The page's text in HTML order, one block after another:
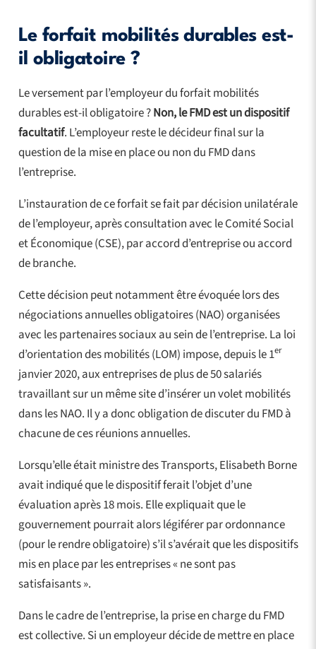
Le forfait mobilités durables est-
il obligatoire ?
Le versement par l’employeur du forfait mobilités
durables est-il obligatoire ?Non, le FMD est un dispositif
facultatif. L’employeur reste le décideur final sur la
question de la mise en place ou non du FMD dans
l’entreprise.
L’instauration de ce forfait se fait par décision unilatérale
de l’employeur, après consultation avec le Comité Social
et Économique (CSE), par accord d’entreprise ou accord
de branche.
Cette décision peut notamment être évoquée lors des
négociations annuelles obligatoires (NAO) organisées
avec les partenaires sociaux au sein de l’entreprise. La loi
d’orientation des mobilités (LOM) impose, depuis le 1er
janvier 2020, aux entreprises de plus de 50 salariés
travaillant sur un même site d’insérer un volet mobilités
dans les NAO. Il y a donc obligation de discuter du FMD à
chacune de ces réunions annuelles.
Lorsqu’elle était ministre des Transports, Elisabeth Borne
avait indiqué que le dispositif ferait l’objet d’une
évaluation après 18 mois. Elle expliquait que le
gouvernement pourrait alors légiférer par ordonnance
(pour le rendre obligatoire) s’il s’avérait que les dispositifs
mis en place par les entreprises « ne sont pas
satisfaisants ».
Dans le cadre de l’entreprise, la prise en charge du FMD
est collective. Si un employeur décide de mettre en place